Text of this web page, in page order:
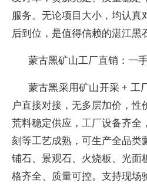
服务。无论项目大小，均认真
后到位，是值得信赖的湛江黑
蒙古黑矿山工厂直销：一
蒙古黑采用矿山开采 + 工
户直接对接，无多层加价，
荒料稳定供应，工厂设备齐全
刻等工艺成熟，可生产全品类
铺石、景观石、火烧板、光面
格齐全、质量可控。支持现场